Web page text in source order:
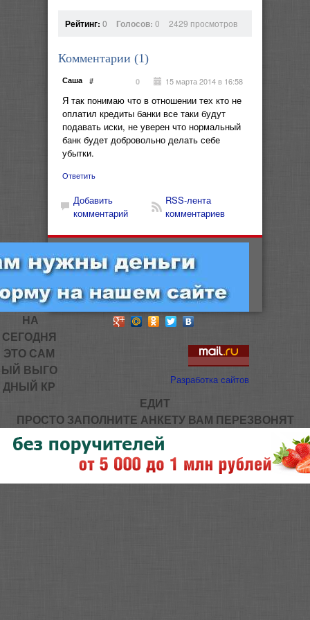
Рейтинг: 0 Голосов: 0 2429 просмотров
Комментарии (1)
Саша # 15 марта 2014 в 16:58
0
Я так понимаю что в отношении тех кто не
оплатил кредиты банки все таки будут
подавать иски, не уверен что нормальный
банк будет добровольно делать себе
убытки.
Ответить
Добавить
комментарий
RSS-лента
комментариев
Разработка сайтов
НА
СЕГОДНЯ
ЭТО САМ
ЫЙ ВЫГО
ДНЫЙ КР
ЕДИТ
ПРОСТО ЗАПОЛНИТЕ АНКЕТУ ВАМ ПЕРЕЗВОНЯТ